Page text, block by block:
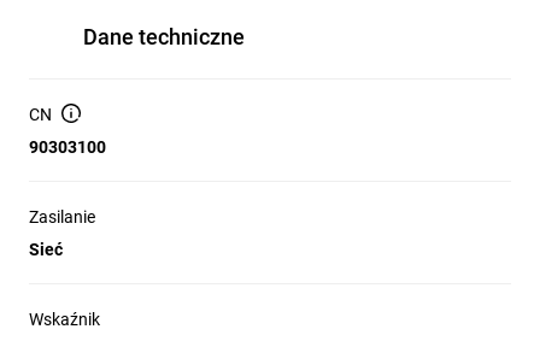
cęgowego.
(wartości nominalne) przy możliwościach pomiaru do 690
mocy, kąt fazowy (cosφ).
Pamięć wartości mierzonej: tak — rejestracja i
Dane techniczne
CN
90303100
Zasilanie
Sieć
Wskaźnik